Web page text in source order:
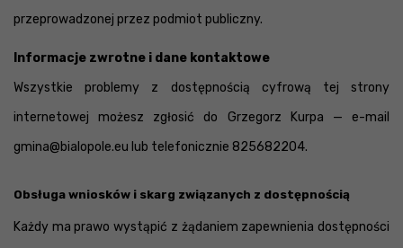
przeprowadzonej przez podmiot publiczny.
Informacje zwrotne i dane kontaktowe
Wszystkie problemy z dostępnością cyfrową tej strony
internetowej możesz zgłosić do Grzegorz Kurpa — e-mail
gmina@bialopole.eu lub telefonicznie 825682204.
Obsługa wniosków i skarg związanych z dostępnością
Każdy ma prawo wystąpić z żądaniem zapewnienia dostępności